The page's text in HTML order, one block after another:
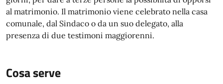
al matrimonio. Il matrimonio viene celebrato nella casa
comunale, dal Sindaco o da un suo delegato, alla
presenza di due testimoni maggiorenni.
Cosa serve